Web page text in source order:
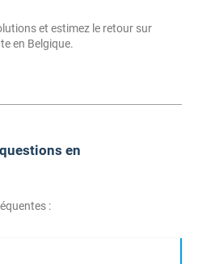
et estimez le retour sur
en Belgique.
en
: